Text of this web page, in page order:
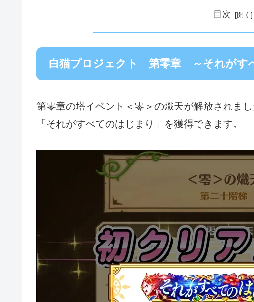
目次
白猫プロジェクト 第零章 ～それがす
第零章の塔イベント＜零＞の熾天が解放されま
「それがすべてのはじまり」を獲得できます。